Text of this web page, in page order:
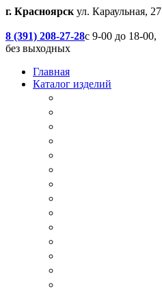
г. Красноярск ул. Караульная, 27
8 (391) 208-27-28с 9-00 до 18-00,
без выходных
Главная
Каталог изделий